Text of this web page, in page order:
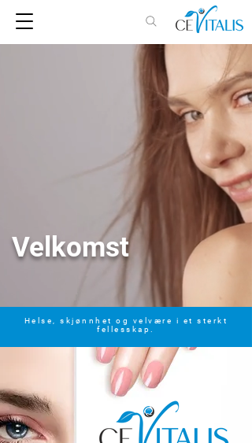
Velkomst
Helse, skjønnhet og velvære i et sterkt
fellesskap.